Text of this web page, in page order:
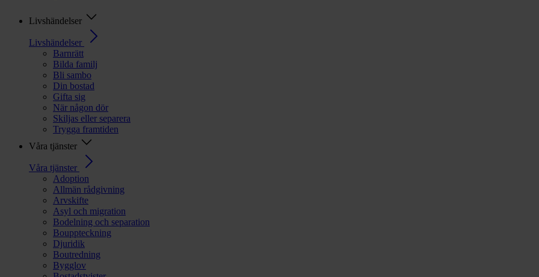
Livshändelser
Livshändelser
Barnrätt
Bilda familj
Bli sambo
Din bostad
Gifta sig
När någon dör
Skiljas eller separera
Trygga framtiden
Våra tjänster
Våra tjänster
Adoption
Allmän rådgivning
Arvskifte
Asyl och migration
Bodelning och separation
Bouppteckning
Djuridik
Boutredning
Bygglov